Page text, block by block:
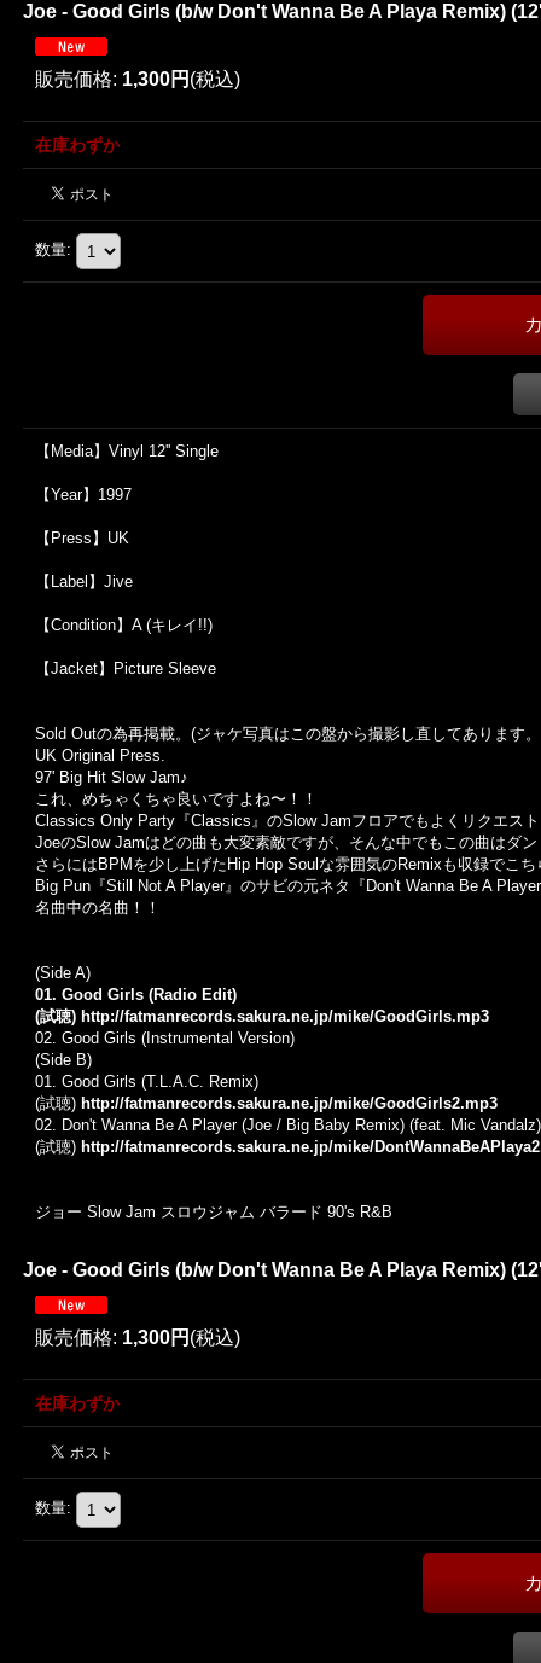
Joe - Good Girls (b/w Don't Wanna Be A Playa Remix)
販売価格: 1,300円 (税込)
在庫わずか
数量:
【Media】Vinyl 12'' Single
【Year】1997
【Press】UK
【Label】Jive
【Condition】A (キレイ!!)
【Jacket】Picture Sleeve
Sold Outの為再掲載。(ジャケ写真はこの盤から撮影し直してあります
UK Original Press.
97' Big Hit Slow Jam♪
これ、めちゃくちゃ良いですよね〜！！
Classics Only Party『Classics』のSlow Jamフロアでもよくリクエス
JoeのSlow Jamはどの曲も大変素敵ですが、そんな中でもこの曲はダ
さらにはBPMを少し上げたHip Hop Soulな雰囲気のRemixも収録でこ
Big Pun『Still Not A Player』のサビの元ネタ『Don't Wanna Be A
名曲中の名曲！！
(Side A)
01. Good Girls (Radio Edit)
(試聴) http://fatmanrecords.sakura.ne.jp/mike/GoodGirls.mp3
02. Good Girls (Instrumental Version)
(Side B)
01. Good Girls (T.L.A.C. Remix)
(試聴) http://fatmanrecords.sakura.ne.jp/mike/GoodGirls2.mp3
02. Don't Wanna Be A Player (Joe / Big Baby Remix) (feat. Mic Vandalz)
(試聴) http://fatmanrecords.sakura.ne.jp/mike/
ジョー Slow Jam スロウジャム バラード 90's R&B
Joe - Good Girls (b/w Don't Wanna Be A Playa Remix)
販売価格: 1,300円 (税込)
在庫わずか
数量: